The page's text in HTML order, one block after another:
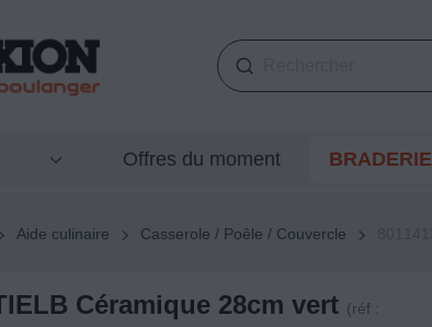
Offres du moment BRADERIE
Aide culinaire Casserole / Poêle / Couvercle
Céramique 28cm vert (réf :